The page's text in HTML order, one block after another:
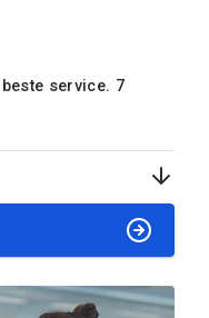
service. 7